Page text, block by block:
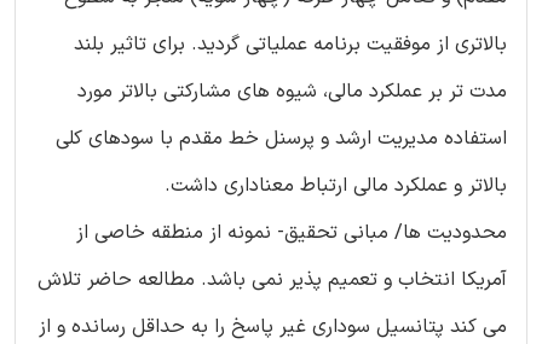
بالاتری از موفقیت برنامه عملیاتی گردید. برای تاثیر بلند
مدت تر بر عملکرد مالی، شیوه های مشارکتی بالاتر مورد
استفاده مدیریت ارشد و پرسنل خط مقدم با سودهای کلی
بالاتر و عملکرد مالی ارتباط معناداری داشت.
محدودیت ها/ مبانی تحقیق- نمونه از منطقه خاصی از
آمریکا انتخاب و تعمیم پذیر نمی باشد. مطالعه حاضر تلاش
می کند پتانسیل سوداری غیر پاسخ را به حداقل رسانده و از